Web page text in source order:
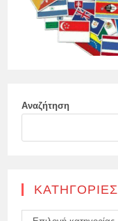
Αναζήτηση
KΑΤΗΓΟΡΊΕΣ
Kατηγορίες